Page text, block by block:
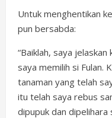
Untuk menghentikan
pun bersabda:
“Baiklah, saya
saya memilih si Fulan.
tanaman yang telah
itu telah saya rebus
dipupuk dan